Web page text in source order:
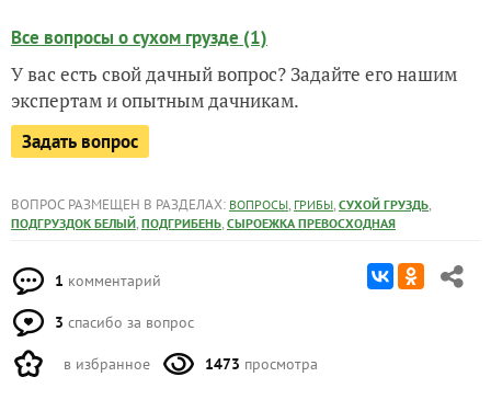
Все вопросы о сухом грузде (1)
У вас есть свой дачный вопрос? Задайте его нашим
экспертам и опытным дачникам.
Задать вопрос
ВОПРОС РАЗМЕЩЕН В РАЗДЕЛАХ: ВОПРОСЫ, ГРИБЫ, СУХОЙ ГРУЗДЬ,
ПОДГРУЗДОК БЕЛЫЙ, ПОДГРИБЕНЬ, СЫРОЕЖКА ПРЕВОСХОДНАЯ
1 комментарий
3 спасибо за вопрос
в избранное 1473 просмотра